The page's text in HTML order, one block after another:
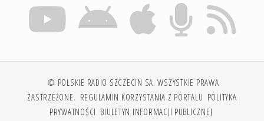
© POLSKIE RADIO SZCZECIN SA. WSZYSTKIE PRAWA
ZASTRZEŻONE. REGULAMIN KORZYSTANIA Z PORTALU POLITYKA
PRYWATNOŚCI BIULETYN INFORMACJI PUBLICZNEJ